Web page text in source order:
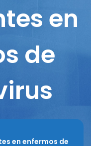
en
de
en enfermos de